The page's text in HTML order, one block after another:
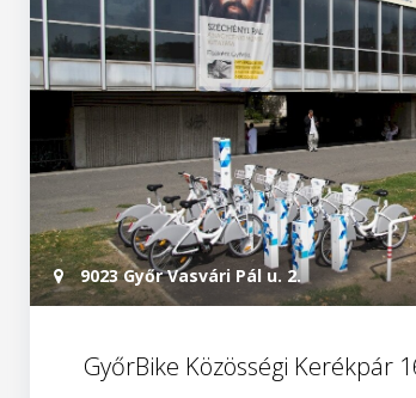
9023 Győr Vasvári Pál u. 2.
GyőrBike Közösségi Kerékpár